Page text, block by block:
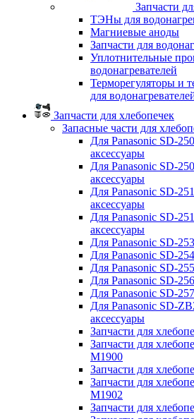
Запчасти
ТЭНы для
Магниевые аноды
Запчасти для
Уплотнительные
водонагревателей
Терморегуляторы и
для
Запчасти для хлебопечек
Запасные части для
Для Panasonic SD-
аксессуары
Для Panasonic SD-
аксессуары
Для Panasonic SD-
аксессуары
Для Panasonic SD-
аксессуары
Для Panasonic SD-
Для Panasonic SD-
Для Panasonic SD-
Для Panasonic SD-
Для Panasonic SD-
Для Panasonic SD-
аксессуары
Запчасти для
Запчасти для
M1900
Запчасти для
Запчасти для
M1902
Запчасти для